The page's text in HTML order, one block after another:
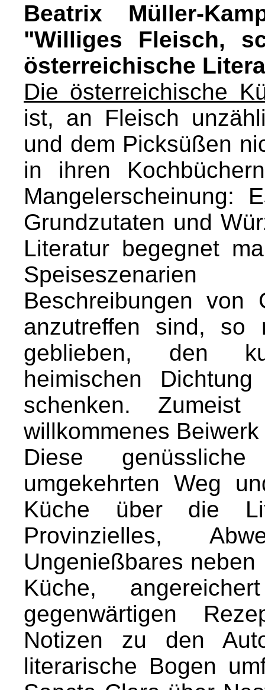
Beatrix Müller-
"Williges Fleisch,
österreichische
Die österreichische
ist, an Fleisch
und dem Picksüßen
in ihren
Mangelerscheinung:
Grundzutaten und
Literatur begegnet
Beschreibungen von
anzutreffen sind, so
geblieben, den
heimischen
schenken.
willkommenes
Diese
umgekehrten Weg
Küche über die
Provinzielles,
Ungenießbares
Küche,
gegenwärtigen
Notizen zu den
literarische Bogen